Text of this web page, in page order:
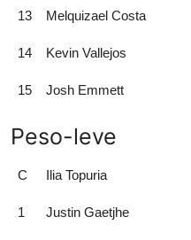
13 Melquizael Costa
14 Kevin Vallejos
15 Josh Emmett
Peso-leve
C Ilia Topuria
1 Justin Gaetjhe